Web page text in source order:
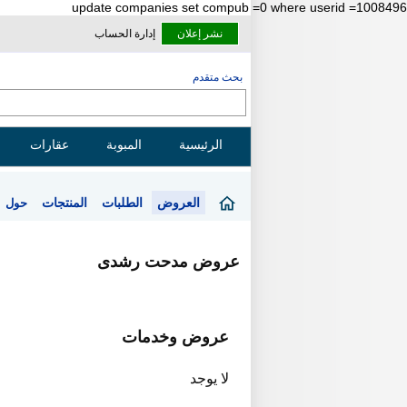
update companies set compub =0 where userid =1008496
نشر إعلان إدارة الحساب
بحث متقدم
الرئيسية المبوبة عقارات
العروض الطلبات المنتجات حول
عروض مدحت رشدى
عروض وخدمات
لا يوجد